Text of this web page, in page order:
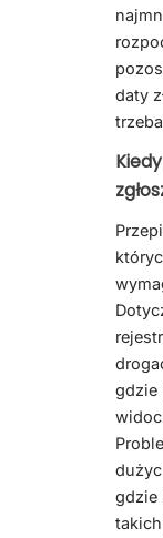
daty
gdzie
gdzie